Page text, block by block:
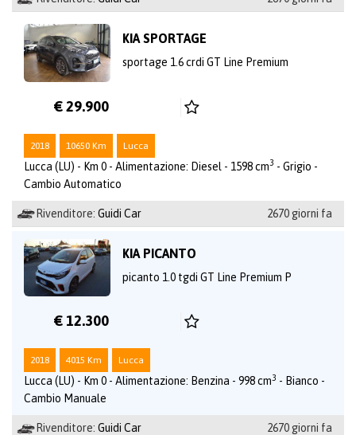
KIA SPORTAGE
sportage 1.6 crdi GT Line Premium
€ 29.900
2018 10650 Km Lucca
Lucca (LU) - Km 0 - Alimentazione: Diesel - 1598 cm3 - Grigio -
Cambio Automatico
Rivenditore: Guidi Car 2670 giorni fa
KIA PICANTO
picanto 1.0 tgdi GT Line Premium P
€ 12.300
2018 4015 Km Lucca
Lucca (LU) - Km 0 - Alimentazione: Benzina - 998 cm3 - Bianco -
Cambio Manuale
Rivenditore: Guidi Car 2670 giorni fa